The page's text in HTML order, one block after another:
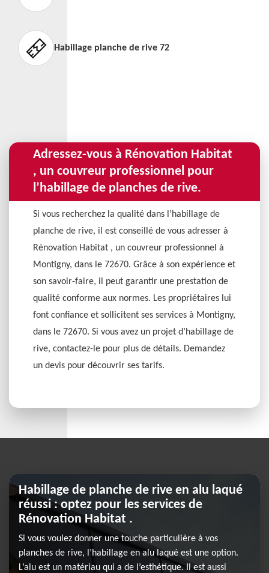
Habillage planche de rive 72
Adressez-vous à Rénovation Habitat
, un couvreur professionnel pour
l’habillage de planches de rive.
Si vous recherchez la qualité dans l’habillage de
planche de rive, il est conseillé de vous adresser à
Rénovation Habitat , un couvreur professionnel à
Montigny, dans le 72670. Grâce à son expérience et
son savoir-faire, il peut garantir une prestation de
qualité conforme aux normes. Les propriétaires lui
font confiance et sollicitent ses services à Montigny,
dans le 72670. Si vous avez un projet d’habillage de
rive, contactez-le pour plus de détails. Demandez
un devis pour découvrir ses tarifs.
Habillage de planche de rive en alu laqué
réussi : optez pour les services de
Rénovation Habitat .
Si vous voulez donner une touche particulière à vos
planches de rive, l’habillage en alu laqué est une option.
L’alu est un matériau qui a de l’esthétique. Il est aussi